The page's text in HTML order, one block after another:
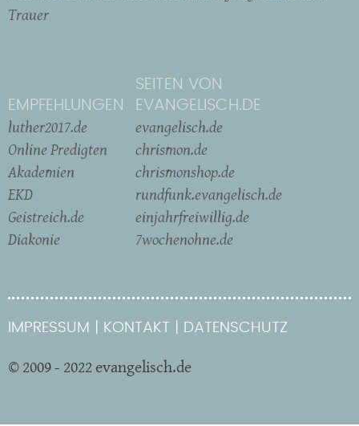
Trauer
EMPFEHLUNGEN
luther2017.de
Online Predigten
Akademien
EKD
Geistreich.de
Diakonie
SEITEN VON
EVANGELISCH.DE
evangelisch.de
chrismon.de
chrismonshop.de
rundfunk.evangelisch.de
einjahrfreiwillig.de
7wochenohne.de
IMPRESSUM KONTAKT DATENSCHUTZ
© 2009 - 2022 evangelisch.de